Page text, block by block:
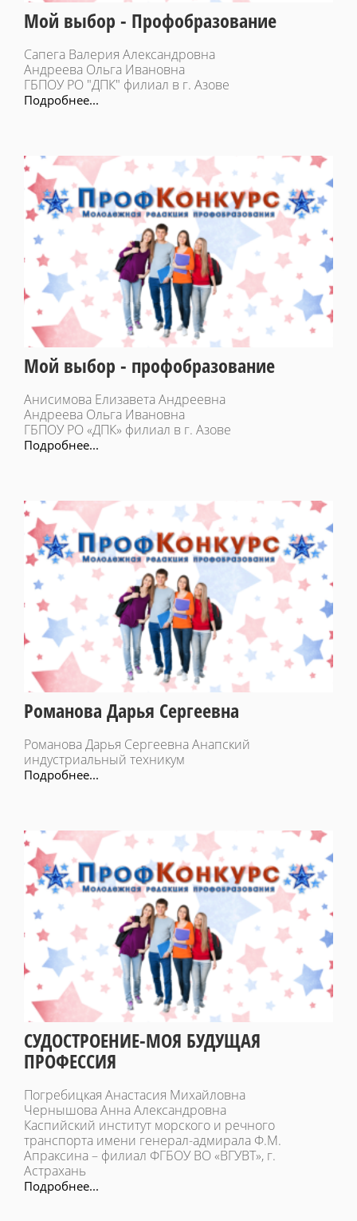
Мой выбор - Профобразование
Сапега Валерия Александровна
Андреева Ольга Ивановна
ГБПОУ РО "ДПК" филиал в г. Азове
Подробнее...
Мой выбор - профобразование
Анисимова Елизавета Андреевна
Андреева Ольга Ивановна
ГБПОУ РО «ДПК» филиал в г. Азове
Подробнее...
Романова Дарья Сергеевна
Романова Дарья Сергеевна Анапский
индустриальный техникум
Подробнее...
СУДОСТРОЕНИЕ-МОЯ БУДУЩАЯ
ПРОФЕССИЯ
Погребицкая Анастасия Михайловна
Чернышова Анна Александровна
Каспийский институт морского и речного
транспорта имени генерал-адмирала Ф.М.
Апраксина – филиал ФГБОУ ВО «ВГУВТ», г.
Астрахань
Подробнее...